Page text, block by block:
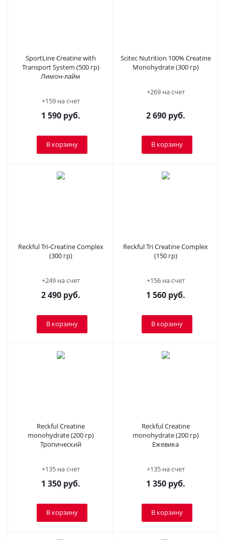
SportLine Creatine with
Transport System (500 гр)
Лимон-лайм
+159 на счет
1 590руб.
В корзину
Scitec Nutrition 100% Creatine
Monohydrate (300 гр)
+269 на счет
2 690руб.
В корзину
Reckful Tri-Creatine Complex
(300 гр)
+249 на счет
2 490руб.
В корзину
Reckful Tri Creatine Complex
(150 гр)
+156 на счет
1 560руб.
В корзину
Reckful Creatine
monohydrate (200 гр)
Тропический
+135 на счет
1 350руб.
В корзину
Reckful Creatine
monohydrate (200 гр)
Ежевика
+135 на счет
1 350руб.
В корзину